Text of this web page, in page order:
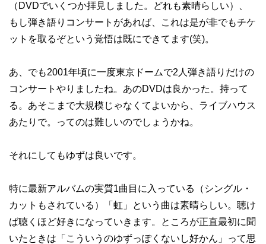
（DVDでいくつか拝見しました。どれも素晴らしい）、
もし弾き語りコンサートがあれば、これは是が非でもチケ
ットを取るぞという覚悟は既にできてます(笑)。
あ、でも2001年頃に一度東京ドームで2人弾き語りだけの
コンサートやりましたね。あのDVDは良かった。持って
る。あそこまで大規模じゃなくてよいから、ライブハウス
あたりで。ってのは難しいのでしょうかね。
それにしてもゆずは良いです。
特に最新アルバムの実質1曲目に入っている（シングル・
カットもされている）「虹」という曲は素晴らしい。聴け
ば聴くほど好きになっていきます。ところが正直最初に聞
いたときは「こういうのゆずっぽくないし好かん」って思